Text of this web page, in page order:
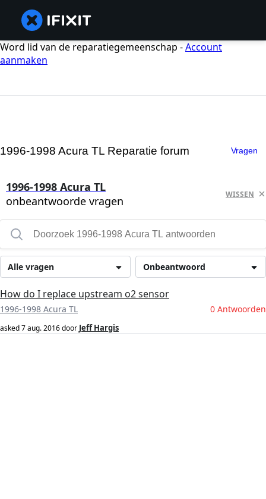
Word lid van de reparatiegemeenschap -Account
aanmaken
1996-1998 Acura TL Reparatie forum Vragen
1996-1998 Acura TL
onbeantwoorde vragen
WISSEN
Onbeantwoord
Alle vragen
How do I replace upstream o2 sensor
1996-1998 Acura TL 0 Antwoorden
asked7 aug. 2016door Jeff Hargis